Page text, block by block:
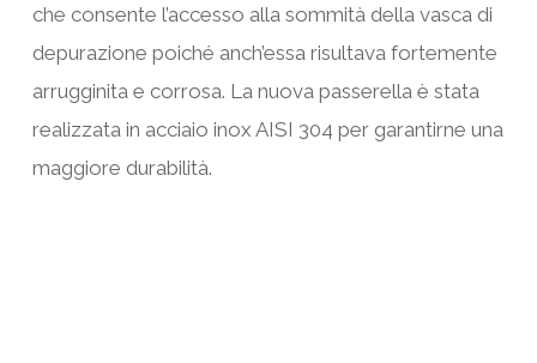
che consente l’accesso alla sommità della vasca di
depurazione poiché anch’essa risultava fortemente
arrugginita e corrosa. La nuova passerella è stata
realizzata in acciaio inox AISI 304 per garantirne una
maggiore durabilità.